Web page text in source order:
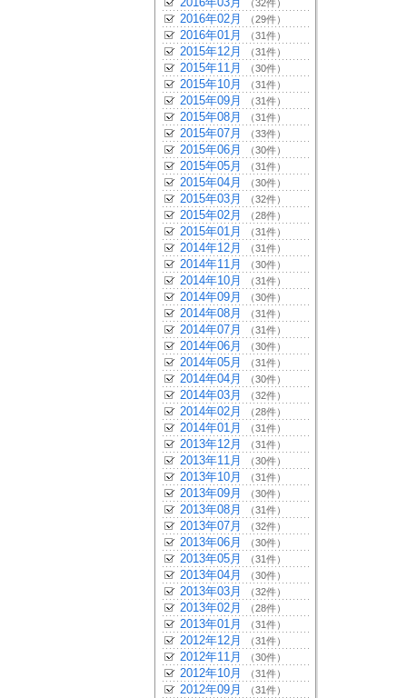
（32件）
2016年02月 （29件）
2016年01月 （31件）
2015年12月 （31件）
2015年11月 （30件）
2015年10月 （31件）
2015年09月 （31件）
2015年08月 （31件）
2015年07月 （33件）
2015年06月 （30件）
2015年05月 （31件）
2015年04月 （30件）
2015年03月 （32件）
2015年02月 （28件）
2015年01月 （31件）
2014年12月 （31件）
2014年11月 （30件）
2014年10月 （31件）
2014年09月 （30件）
2014年08月 （31件）
2014年07月 （31件）
2014年06月 （30件）
2014年05月 （31件）
2014年04月 （30件）
2014年03月 （32件）
2014年02月 （28件）
2014年01月 （31件）
2013年12月 （31件）
2013年11月 （30件）
2013年10月 （31件）
2013年09月 （30件）
2013年08月 （31件）
2013年07月 （32件）
2013年06月 （30件）
2013年05月 （31件）
2013年04月 （30件）
2013年03月 （32件）
2013年02月 （28件）
2013年01月 （31件）
2012年12月 （31件）
2012年11月 （30件）
2012年10月 （31件）
2012年09月 （31件）